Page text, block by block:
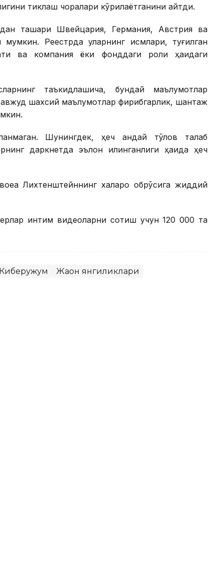
тиклаш чоралари кўрилаётганини айтди.
ташқари Швейцария, Германия, Австрия ва
мумкин. Реестрда уларнинг исмлари, туғилган
ва компания ёки фонддаги роли ҳақидаги
таъкидлашича, бундай маълумотлар
шахсий маълумотлар фирибгарлик, шантаж
Шунингдек, ҳеч қандай тўлов талаб
даркнетда эълон қилинганлиги ҳақида ҳеч
Лихтенштейннинг халқаро обрўсига жиддий
интим видеоларни сотиш учун 120 000 та
Киберҳужум Жаҳон янгиликлари